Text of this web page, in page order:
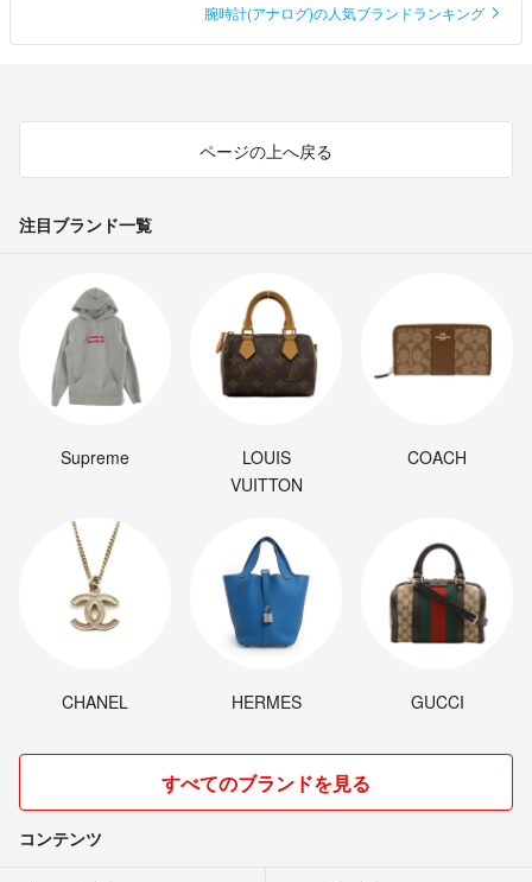
腕時計(アナログ)の人気ブランドランキング
ページの上へ戻る
注目ブランド一覧
Supreme
LOUIS
VUITTON
COACH
CHANEL HERMES GUCCI
すべてのブランドを見る
コンテンツ